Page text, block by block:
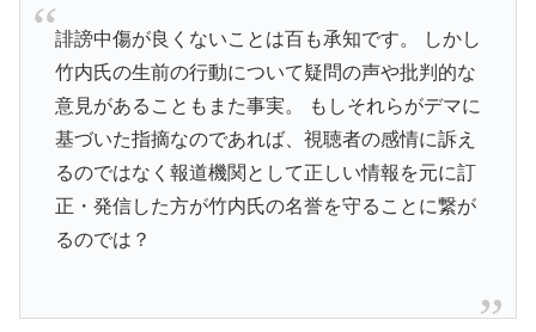
誹謗中傷が良くないことは百も承知です。 しかし
竹内氏の生前の行動について疑問の声や批判的な
意見があることもまた事実。 もしそれらがデマに
基づいた指摘なのであれば、視聴者の感情に訴え
るのではなく報道機関として正しい情報を元に訂
正・発信した方が竹内氏の名誉を守ることに繋が
るのでは？